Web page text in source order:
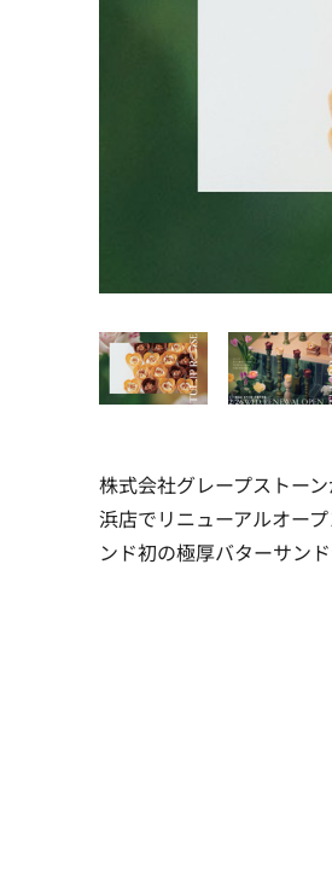
株式会社グレープストー
浜店でリニューアルオー
ンド初の極厚バターサンド